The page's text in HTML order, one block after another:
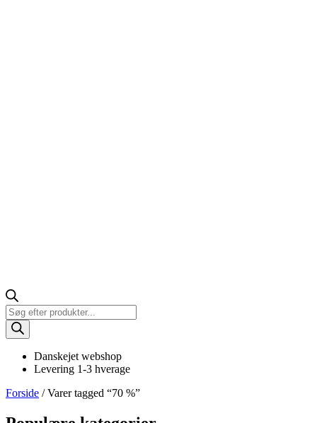
Products
search
Danskejet webshop
Levering 1-3 hverage
Forside / Varer tagged “70 %”